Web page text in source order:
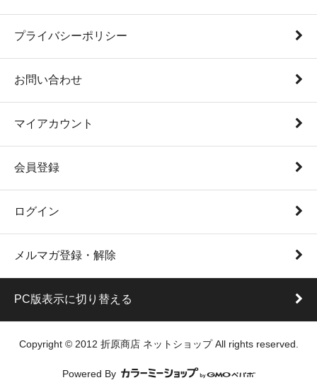
プライバシーポリシー
お問い合わせ
マイアカウント
会員登録
ログイン
メルマガ登録・解除
PC版表示に切り替える
Copyright © 2012 折原商店 ネットショップ All rights reserved.
Powered By